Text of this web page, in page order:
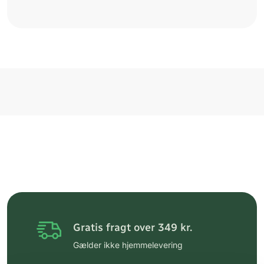
Gratis fragt over 349 kr.
Gælder ikke hjemmelevering